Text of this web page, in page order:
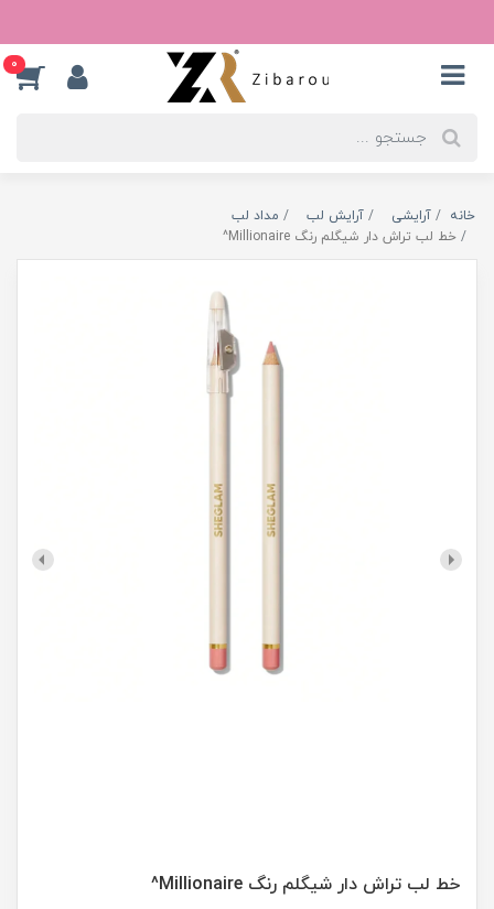
0
خانه آرایشی آرایش لب
مداد لب
خط لب تراش دار شیگلم رنگ Millionaire^
خط لب تراش دار شیگلم رنگ Millionaire^